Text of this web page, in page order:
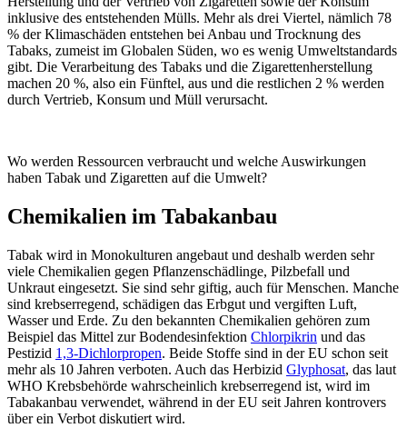
inklusive des entstehenden Mülls. Mehr als drei Viertel, nämlich 78
% der Klimaschäden entstehen bei Anbau und Trocknung des
Tabaks, zumeist im Globalen Süden, wo es wenig Umweltstandards
gibt. Die Verarbeitung des Tabaks und die Zigarettenherstellung
machen 20 %, also ein Fünftel, aus und die restlichen 2 % werden
durch Vertrieb, Konsum und Müll verursacht.
Wo werden Ressourcen verbraucht und welche Auswirkungen
haben Tabak und Zigaretten auf die Umwelt?
Chemikalien im Tabakanbau
Tabak wird in Monokulturen angebaut und deshalb werden sehr
viele Chemikalien gegen Pflanzenschädlinge, Pilzbefall und
Unkraut eingesetzt. Sie sind sehr giftig, auch für Menschen. Manche
sind krebserregend, schädigen das Erbgut und vergiften Luft,
Wasser und Erde. Zu den bekannten Chemikalien gehören zum
Beispiel das Mittel zur Bodendesinfektion Chlorpikrin und das
Pestizid 1,3-Dichlorpropen. Beide Stoffe sind in der EU schon seit
mehr als 10 Jahren verboten. Auch das Herbizid Glyphosat, das laut
WHO Krebsbehörde wahrscheinlich krebserregend ist, wird im
Tabakanbau verwendet, während in der EU seit Jahren kontrovers
über ein Verbot diskutiert wird.